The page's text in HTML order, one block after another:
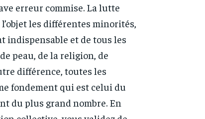
erreur commise. La lutte
les différentes minorités,
indispensable et de tous les
peau, de la religion, de
différence, toutes les
fondement qui est celui du
du plus grand nombre. En